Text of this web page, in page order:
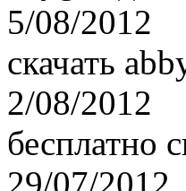
5/08/2012
скачать
2/08/2012
бесплатно